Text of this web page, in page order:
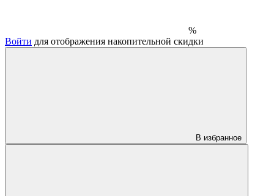
%
Войти для отображения накопительной скидки
В избранное